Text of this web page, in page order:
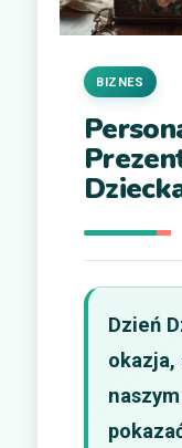
BIZNES
Dzień
okazja,